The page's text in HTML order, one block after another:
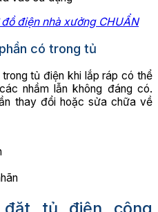
điện nhà xưởng CHUẨN
có trong tủ
tủ điện khi lắp ráp có thể
nhầm lẫn không đáng có.
thay đổi hoặc sửa chữa về